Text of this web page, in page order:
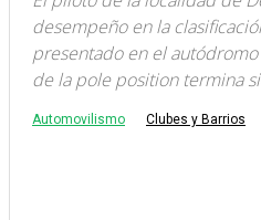
desempeño en la
presentado en el
de la pole position termina
Automovilismo Clubes y Barrios